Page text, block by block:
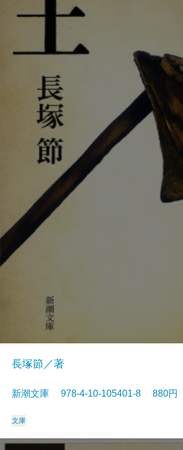
長塚節／著
新潮文庫 978-4-10-105401-8 880円
文庫